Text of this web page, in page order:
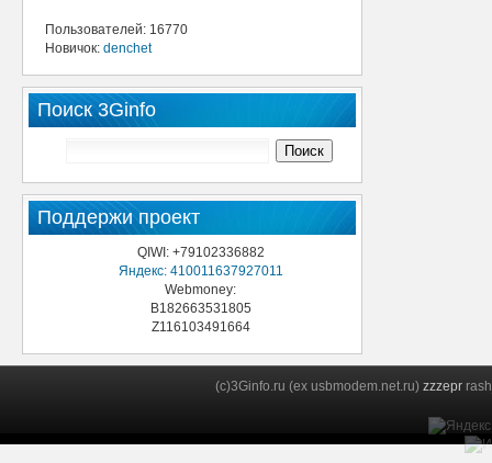
Пользователей: 16770
Новичок: denchet
Поиск 3Ginfo
Поддержи проект
QIWI: +79102336882
Яндекс: 410011637927011
Webmoney:
B182663531805
Z116103491664
(c)3Ginfo.ru (ex usbmodem.net.ru) zzzepr